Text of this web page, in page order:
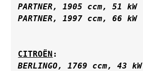
PARTNER, 1905 ccm, 51 kW
PARTNER, 1997 ccm, 66 kW
CITROËN
BERLINGO, 1769 ccm, 43 kW